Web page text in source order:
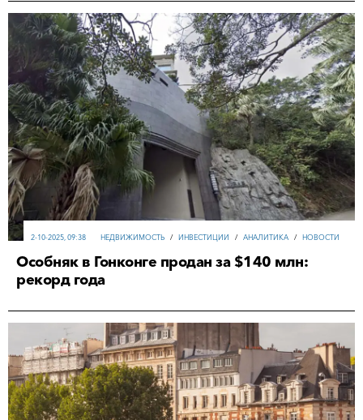
НЕДВИЖИМОСТЬ / ИНВЕСТИЦИИ / АНАЛИТИКА / НОВОСТИ
2-10-2025, 09:38
Особняк в Гонконге продан за $140 млн:
рекорд года